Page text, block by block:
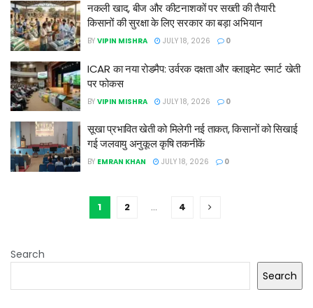
नकली खाद, बीज और कीटनाशकों पर सख्ती की तैयारी:
किसानों की सुरक्षा के लिए सरकार का बड़ा अभियान
BY VIPIN MISHRA JULY 18, 2026 0
ICAR का नया रोडमैप: उर्वरक दक्षता और क्लाइमेट स्मार्ट खेती
पर फोकस
BY VIPIN MISHRA JULY 18, 2026 0
सूखा प्रभावित खेती को मिलेगी नई ताकत, किसानों को सिखाई
गई जलवायु अनुकूल कृषि तकनीकें
BY EMRAN KHAN JULY 18, 2026 0
1 2 … 4
Search
Search